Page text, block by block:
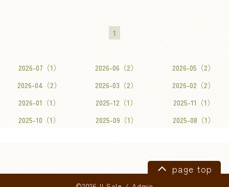
1
2026-07（1） 2026-06（2）
2026-05（2）
2026-04（2）
2026-03（2）
2026-02（2）
2026-01（1）
2025-12（1）
2025-11（1）
2025-10（1）
2025-09（1） 2025-08（1）
page top